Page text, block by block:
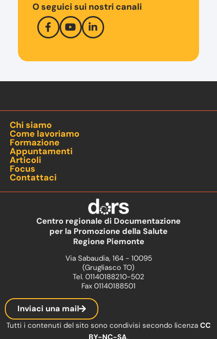
O seguici sui nostri canali
Chi siamo
Come lavoriamo
Formazione
Appuntamenti
Articoli
Focus
Contattaci
Centro regionale di Documentazione
per la Promozione della Salute
Regione Piemonte
Via Sabaudia, 164 - 10095
(Grugliasco TO)
Tel. 01140188210-502
Fax 01140188501
Inviaci una mail
Tutti i contenuti del sito sono condivisi secondo licenza CC
BY-NC-SA.